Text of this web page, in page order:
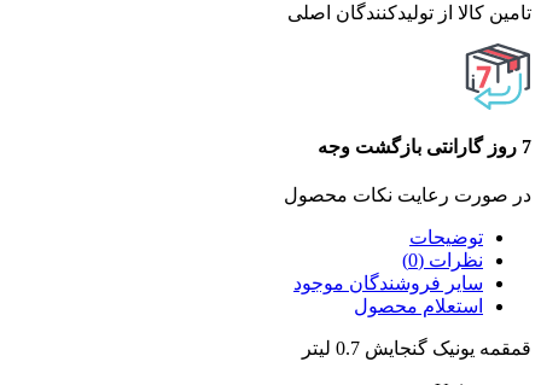
تامین کالا از تولیدکنندگان اصلی
7 روز گارانتی بازگشت وجه
در صورت رعایت نکات محصول
توضیحات
نظرات (0)
سایر فروشندگان موجود
استعلام محصول
قمقمه یونیک گنجایش 0.7 لیتر